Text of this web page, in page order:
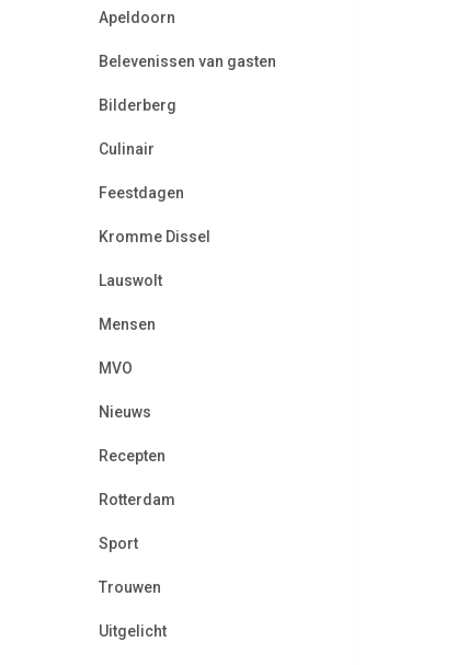
Apeldoorn
Belevenissen van gasten
Bilderberg
Culinair
Feestdagen
Kromme Dissel
Lauswolt
Mensen
MVO
Nieuws
Recepten
Rotterdam
Sport
Trouwen
Uitgelicht